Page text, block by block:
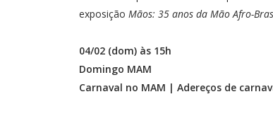
exposição Mãos: 35 anos da Mão Afro-
04/02 (dom) às 15h
Domingo MAM
Carnaval no MAM | Adereços de